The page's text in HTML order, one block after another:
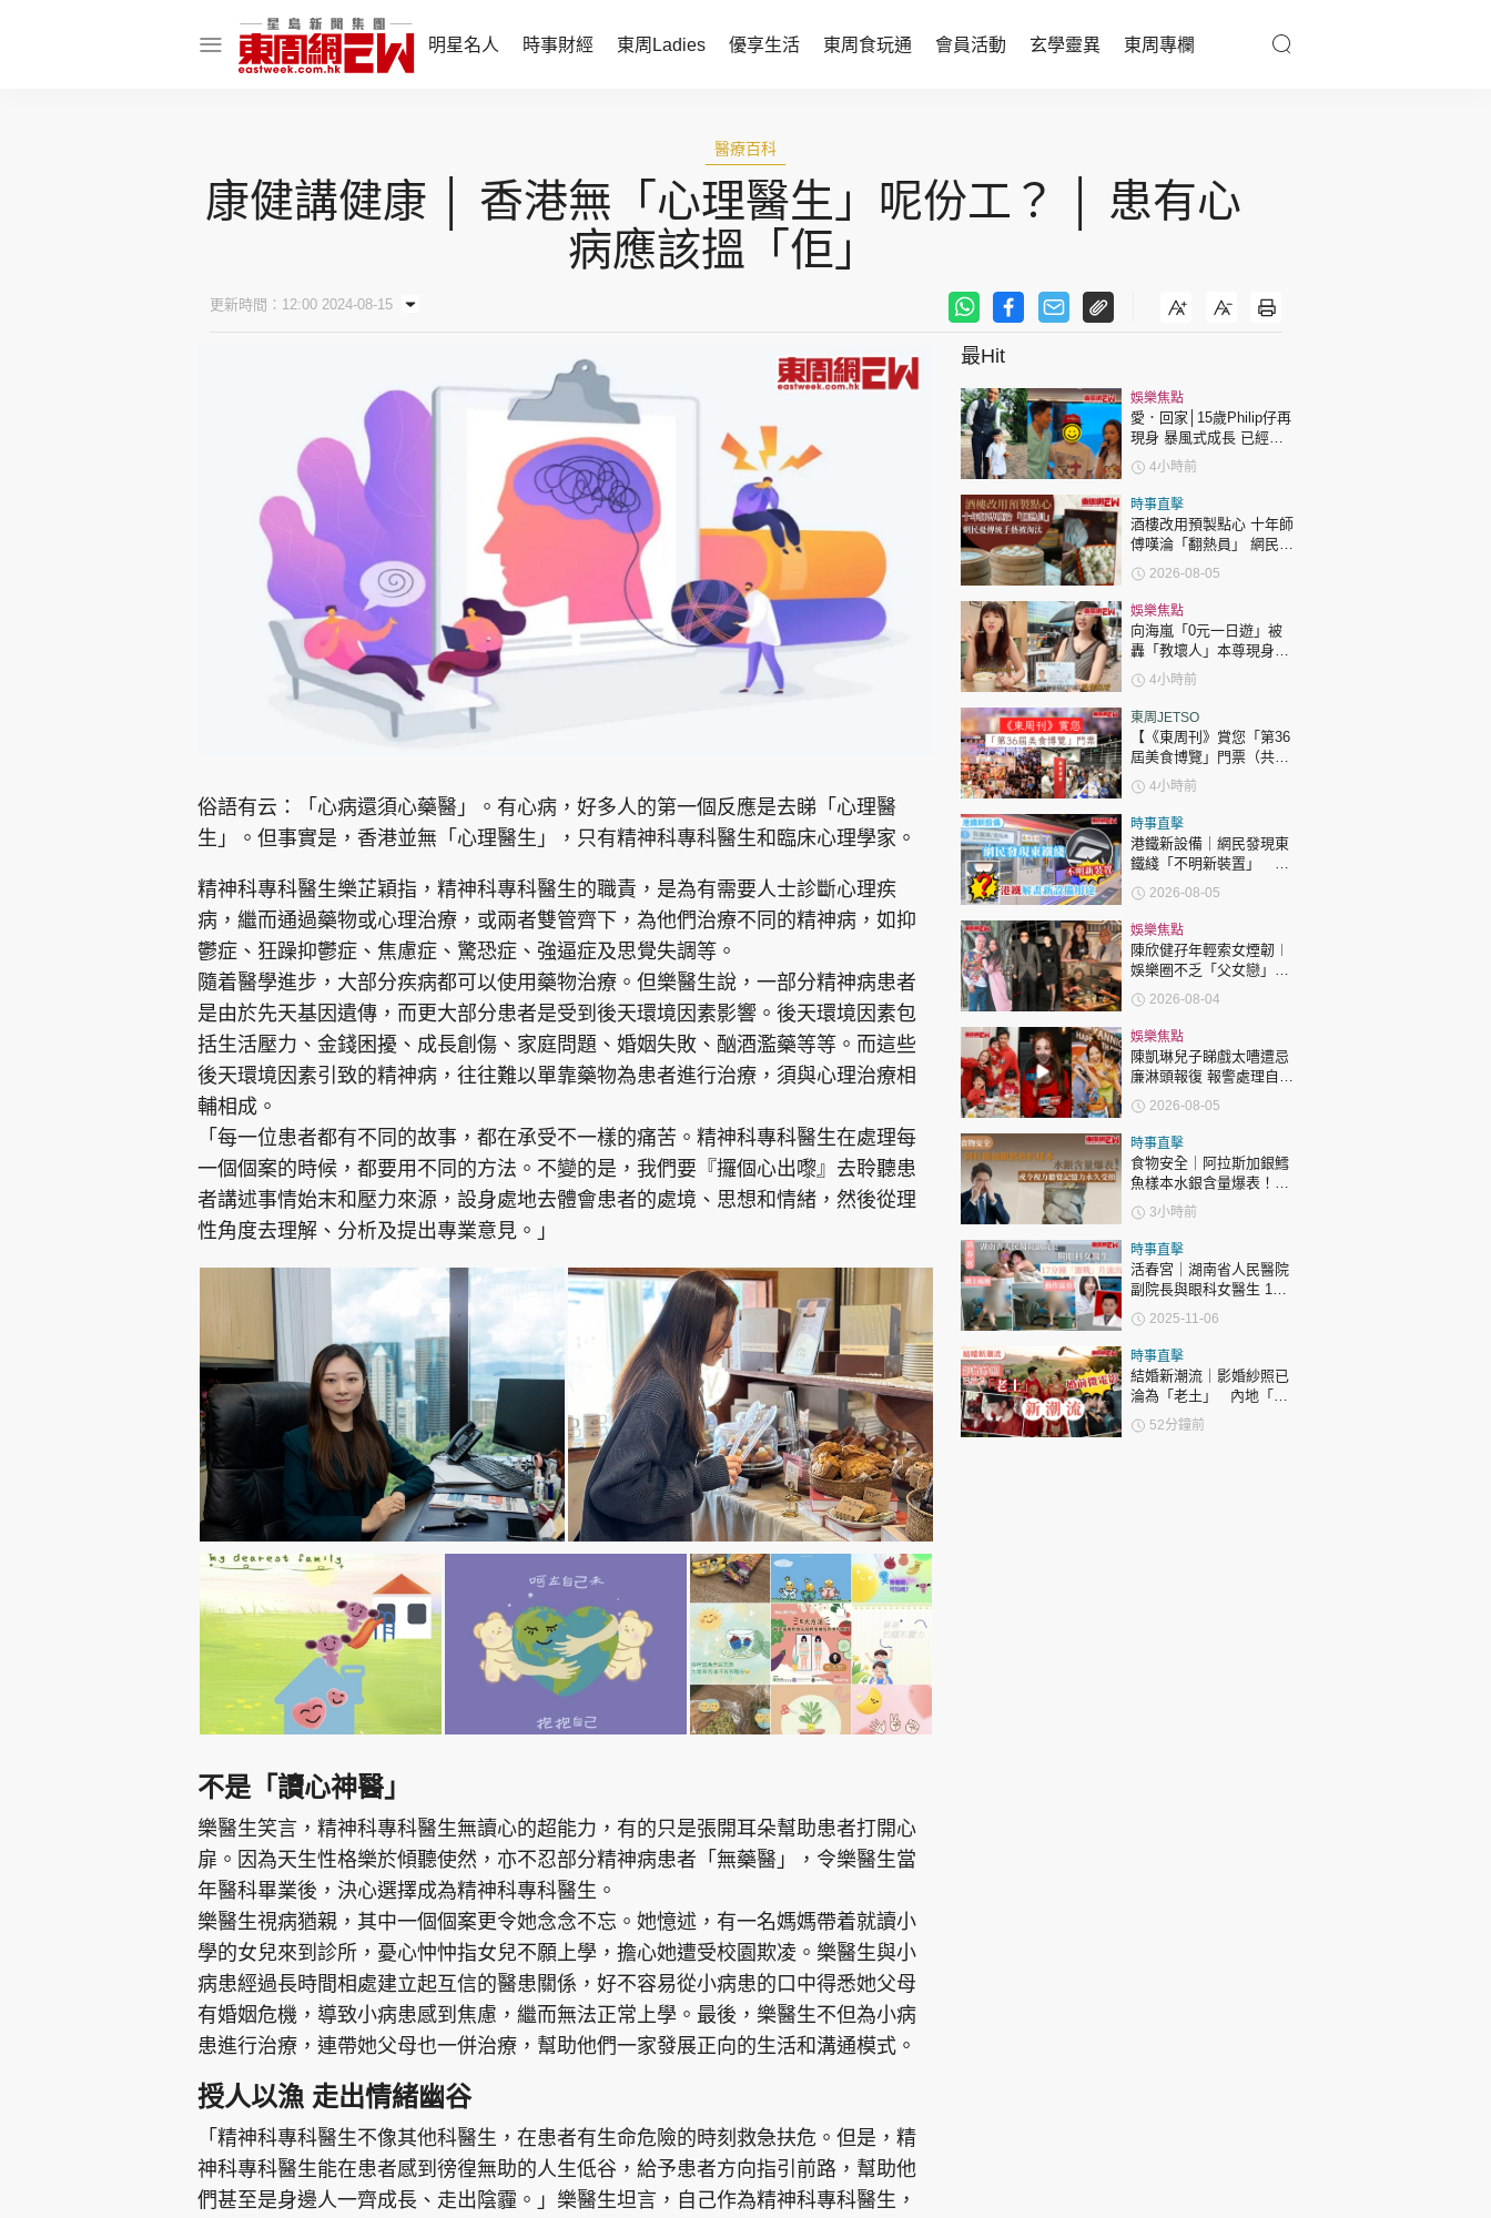
明星名人 時事財經 東周Ladies 優享生活 東周食玩通 會員活動 玄學靈異 東周專欄
話題人物 財經智庫 時尚生活
健康醫美
醫療百科
親子天地
會員活動
東周JETSO
玄學靈異
智富天下 李居明
神機妙算 李丞責
緣來有理 麥玲玲
鬼靈精怪 威師兄
娛樂名人
文化藝術
時政財經
健康生活
飲食旅遊
集團旗下品牌
星島環球 The Standard 親子王
關於我們 聯絡我們 隱私政策聲明 使用條款 版權及免責聲明 Copyright © 東周網 版權所有 . 不得轉載 ©Eastweek.com.hk. All rights reserved.
醫療百科
康健講健康 │ 香港無「心理醫生」呢份工？ │ 患有心
病應該搵「佢」
更新時間：12:00 2024-08-15
俗語有云：「心病還須心藥醫」。有心病，好多人的第一個反應是去睇「心理醫
生」。但事實是，香港並無「心理醫生」，只有精神科專科醫生和臨床心理學家。
精神科專科醫生樂芷穎指，精神科專科醫生的職責，是為有需要人士診斷心理疾
病，繼而通過藥物或心理治療，或兩者雙管齊下，為他們治療不同的精神病，如抑
鬱症、狂躁抑鬱症、焦慮症、驚恐症、強逼症及思覺失調等。
隨着醫學進步，大部分疾病都可以使用藥物治療。但樂醫生說，一部分精神病患者
是由於先天基因遺傳，而更大部分患者是受到後天環境因素影響。後天環境因素包
括生活壓力、金錢困擾、成長創傷、家庭問題、婚姻失敗、酗酒濫藥等等。而這些
後天環境因素引致的精神病，往往難以單靠藥物為患者進行治療，須與心理治療相
輔相成。
「每一位患者都有不同的故事，都在承受不一樣的痛苦。精神科專科醫生在處理每
一個個案的時候，都要用不同的方法。不變的是，我們要『攞個心出嚟』去聆聽患
者講述事情始末和壓力來源，設身處地去體會患者的處境、思想和情緒，然後從理
性角度去理解、分析及提出專業意見。」
不是「讀心神醫」
樂醫生笑言，精神科專科醫生無讀心的超能力，有的只是張開耳朵幫助患者打開心
扉。因為天生性格樂於傾聽使然，亦不忍部分精神病患者「無藥醫」，令樂醫生當
年醫科畢業後，決心選擇成為精神科專科醫生。
樂醫生視病猶親，其中一個個案更令她念念不忘。她憶述，有一名媽媽帶着就讀小
學的女兒來到診所，憂心忡忡指女兒不願上學，擔心她遭受校園欺凌。樂醫生與小
病患經過長時間相處建立起互信的醫患關係，好不容易從小病患的口中得悉她父母
有婚姻危機，導致小病患感到焦慮，繼而無法正常上學。最後，樂醫生不但為小病
患進行治療，連帶她父母也一併治療，幫助他們一家發展正向的生活和溝通模式。
授人以漁 走出情緒幽谷
「精神科專科醫生不像其他科醫生，在患者有生命危險的時刻救急扶危。但是，精
神科專科醫生能在患者感到徬徨無助的人生低谷，給予患者方向指引前路，幫助他
們甚至是身邊人一齊成長、走出陰霾。」樂醫生坦言，自己作為精神科專科醫生，
最Hit
娛樂焦點
愛．回家│15歲Philip仔再
現身 暴風式成長 已經高
過「三太」樊亦敏！
4小時前
時事直擊
酒樓改用預製點心 十年師
傅嘆淪「翻熱員」 網民憂
傳統手藝被淘汰
2026-08-05
娛樂焦點
向海嵐「0元一日遊」被
轟「教壞人」本尊現身回
應網民
4小時前
東周JETSO
【《東周刊》賞您「第36
屆美食博覽」門票（共30
張）】
4小時前
時事直擊
港鐵新設備｜網民發現東
鐵綫「不明新裝置」 港
鐵解畫新設備用途
2026-08-05
娛樂焦點
陳欣健孖年輕索女煙韌︱
娛樂圈不乏「父女戀」
「爺孫戀」 年齡差距最大
達51歲 最受矚目有李龍
基謝賢
2026-08-04
娛樂焦點
陳凱琳兒子睇戲太嘈遭忌
廉淋頭報復 報警處理自責
護子不力 歐錦棠陳倩揚齊
表態「媽媽有責任」
2026-08-05
時事直擊
食物安全｜阿拉斯加銀鱈
魚樣本水銀含量爆表！或
令視力聽覺記憶力永久受
損
3小時前
時事直擊
活春宮｜湖南省人民醫院
副院長與眼科女醫生 17
分鐘「激戰」片流出 動作
露骨 網上瘋傳
2025-11-06
時事直擊
結婚新潮流｜影婚紗照已
淪為「老土」 內地「婚
前微電影」成新潮流
52分鐘前